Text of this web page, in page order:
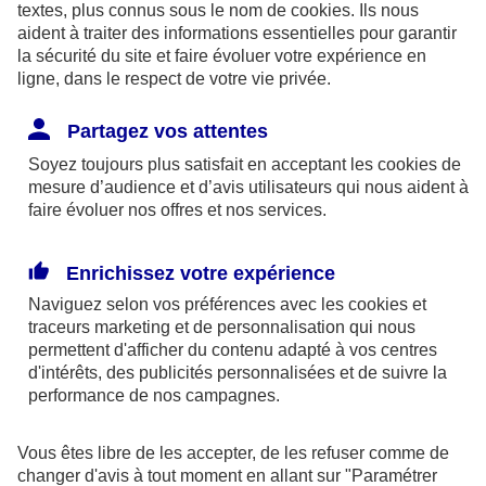
sont de 1,875 % du bénéfice imposable limité à 8
fois le PASS ou si plus favorable, 2,5 % du PASS.
Madelin,
(sauf quelques cas exceptionnels) et la sortie se fait
obligatoirementen rente(sauf exceptions).
En outre, à la retraite, la rente perçue chaque
année, sera imposable dans la catégorie des
pensions. Elle supporte également des
prélèvements sociaux aux taux en vigueur au jour
textes, plus connus sous le nom de cookies. Ils nous
aident à traiter des informations essentielles pour garantir
la sécurité du site et faire évoluer votre expérience en
ligne, dans le respect de votre vie privée.
Partagez vos attentes
Soyez toujours plus satisfait en acceptant les cookies de
mesure d’audience et d’avis utilisateurs qui nous aident à
faire évoluer nos offres et nos services.
Enrichissez votre expérience
Naviguez selon vos préférences avec les cookies et
traceurs marketing et de personnalisation qui nous
permettent d'afficher du contenu adapté à vos centres
d'intérêts, des publicités personnalisées et de suivre la
performance de nos campagnes.
Vous êtes libre de les accepter, de les refuser comme de
changer d'avis à tout moment en allant sur "Paramétrer